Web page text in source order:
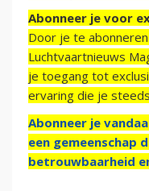
Abonneer je voor
Door je te
Luchtvaartnieuws
je toegang tot
ervaring die je
Abonneer je
een gemeenschap
betrouwbaarheid